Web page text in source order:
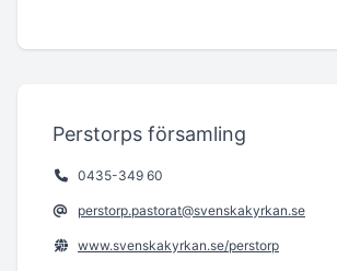
Perstorps församling
0435-349 60
perstorp.pastorat@svenskakyrkan.se
www.svenskakyrkan.se/perstorp